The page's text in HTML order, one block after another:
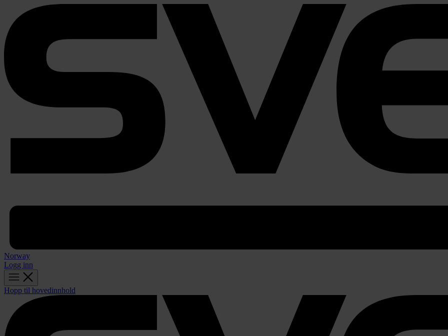
Norway
Logg inn
Hopp til hovedinnhold